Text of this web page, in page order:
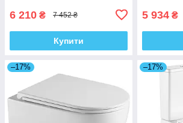
6 210 ₴ 7 452 ₴
Купити
5 934 ₴
–17% –17%